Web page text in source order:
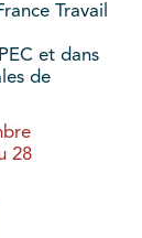
Travail
et dans
de
28